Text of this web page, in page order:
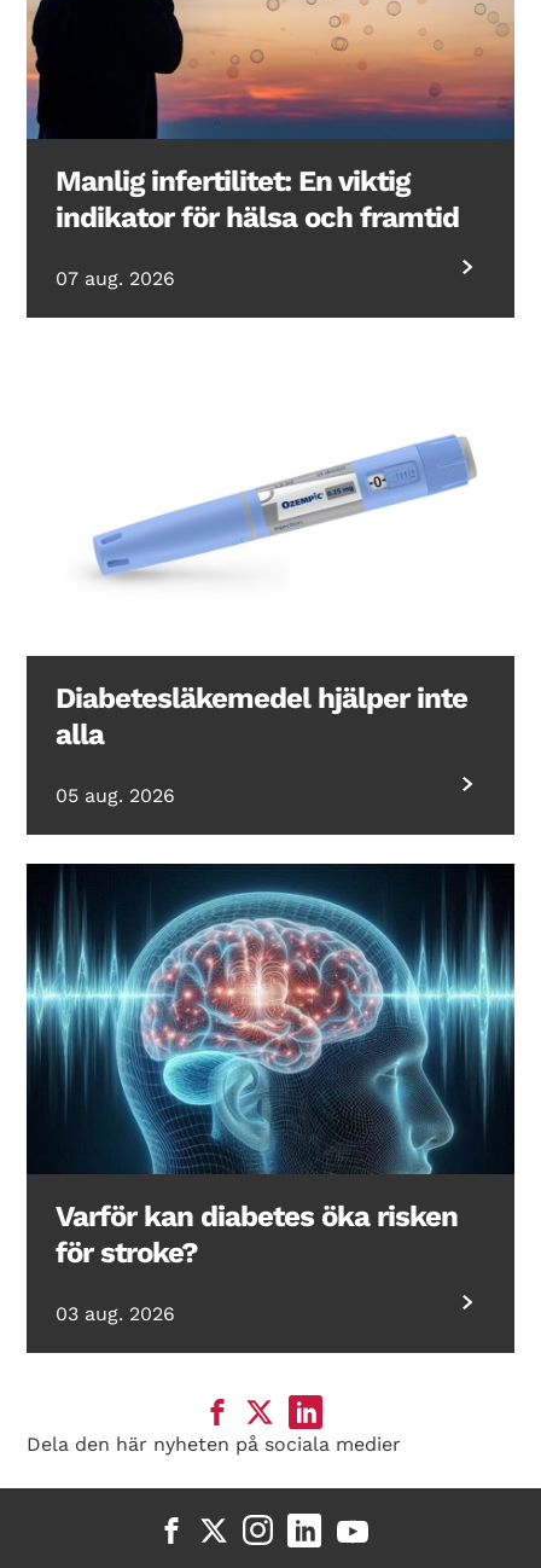
Manlig infertilitet: En viktig
indikator för hälsa och framtid
07 aug. 2026
Diabetesläkemedel hjälper inte
alla
05 aug. 2026
Varför kan diabetes öka risken
för stroke?
03 aug. 2026
Dela den här nyheten på sociala medier